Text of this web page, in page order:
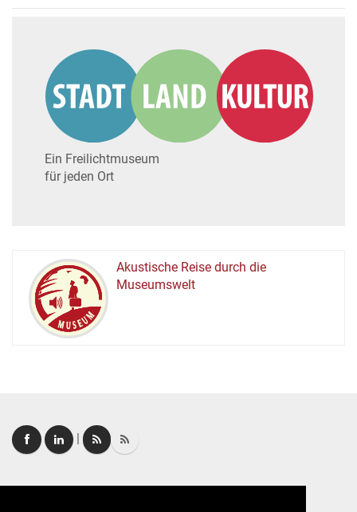
Ein Freilichtmuseum
für jeden Ort
MUSEUM
Akustische Reise durch die
Museumswelt